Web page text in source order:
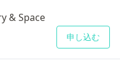
& Space
申し込む